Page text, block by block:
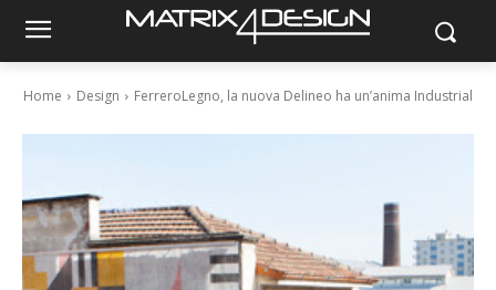
Home Design FerreroLegno, la nuova Delineo ha un’anima Industrial